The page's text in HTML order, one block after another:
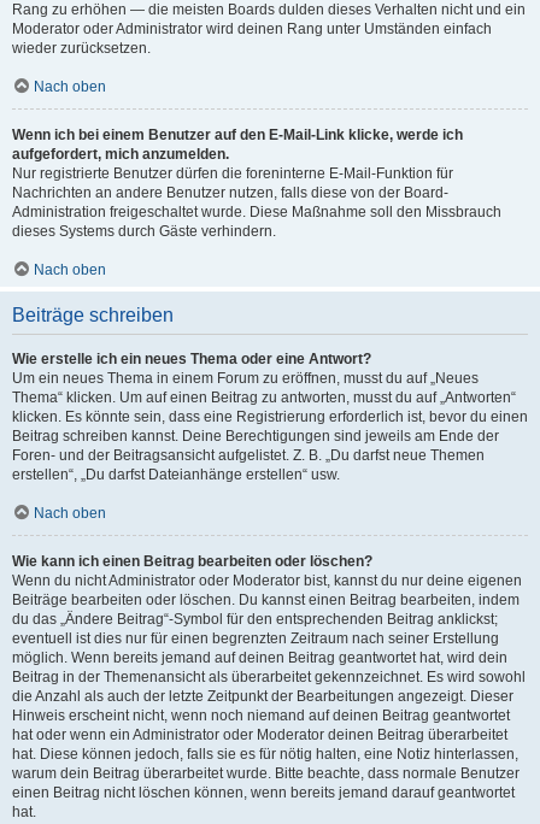
Rang zu erhöhen — die meisten Boards dulden dieses Verhalten nicht und ein
Moderator oder Administrator wird deinen Rang unter Umständen einfach
wieder zurücksetzen.
Nach oben
Wenn ich bei einem Benutzer auf den E-Mail-Link klicke, werde ich
aufgefordert, mich anzumelden.
Nur registrierte Benutzer dürfen die foreninterne E-Mail-Funktion für
Nachrichten an andere Benutzer nutzen, falls diese von der Board-
Administration freigeschaltet wurde. Diese Maßnahme soll den Missbrauch
dieses Systems durch Gäste verhindern.
Nach oben
Beiträge schreiben
Wie erstelle ich ein neues Thema oder eine Antwort?
Um ein neues Thema in einem Forum zu eröffnen, musst du auf „Neues
Thema“ klicken. Um auf einen Beitrag zu antworten, musst du auf „Antworten“
klicken. Es könnte sein, dass eine Registrierung erforderlich ist, bevor du einen
Beitrag schreiben kannst. Deine Berechtigungen sind jeweils am Ende der
Foren- und der Beitragsansicht aufgelistet. Z. B. „Du darfst neue Themen
erstellen“, „Du darfst Dateianhänge erstellen“ usw.
Nach oben
Wie kann ich einen Beitrag bearbeiten oder löschen?
Wenn du nicht Administrator oder Moderator bist, kannst du nur deine eigenen
Beiträge bearbeiten oder löschen. Du kannst einen Beitrag bearbeiten, indem
du das „Ändere Beitrag“-Symbol für den entsprechenden Beitrag anklickst;
eventuell ist dies nur für einen begrenzten Zeitraum nach seiner Erstellung
möglich. Wenn bereits jemand auf deinen Beitrag geantwortet hat, wird dein
Beitrag in der Themenansicht als überarbeitet gekennzeichnet. Es wird sowohl
die Anzahl als auch der letzte Zeitpunkt der Bearbeitungen angezeigt. Dieser
Hinweis erscheint nicht, wenn noch niemand auf deinen Beitrag geantwortet
hat oder wenn ein Administrator oder Moderator deinen Beitrag überarbeitet
hat. Diese können jedoch, falls sie es für nötig halten, eine Notiz hinterlassen,
warum dein Beitrag überarbeitet wurde. Bitte beachte, dass normale Benutzer
einen Beitrag nicht löschen können, wenn bereits jemand darauf geantwortet
hat.